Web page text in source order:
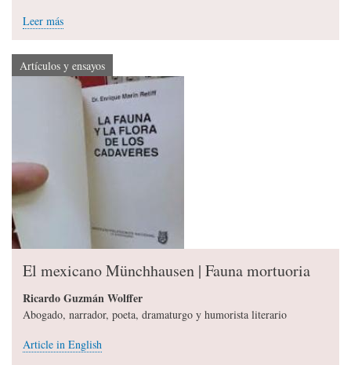
Leer más
Artículos y ensayos
El mexicano Münchhausen | Fauna mortuoria
Ricardo Guzmán Wolffer
Abogado, narrador, poeta, dramaturgo y humorista literario
Article in English